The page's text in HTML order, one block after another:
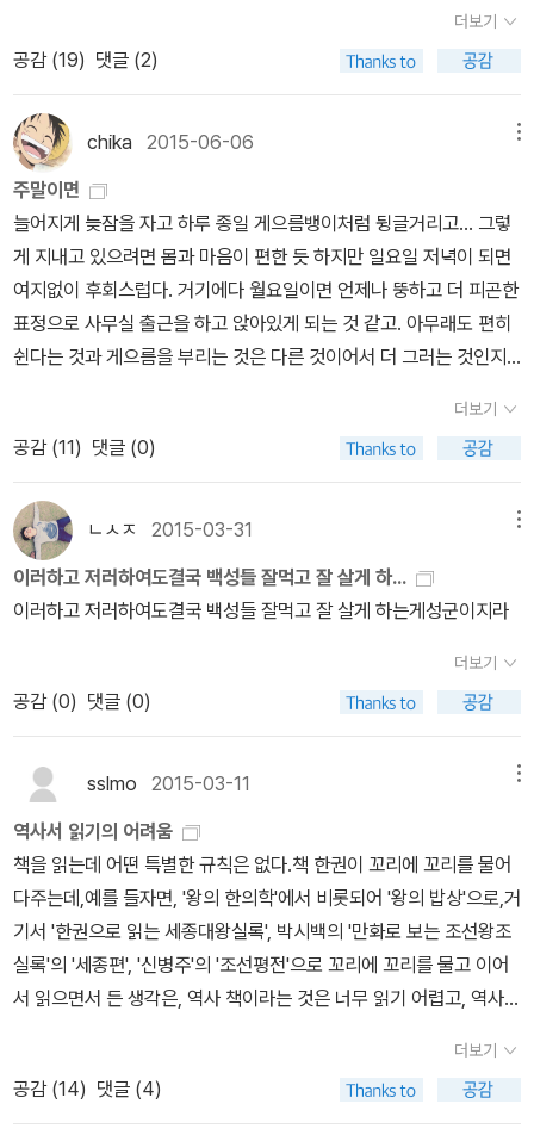
더보기
공감 (19) 댓글 (2)
chika 2015-06-06
주말이면
늘어지게 늦잠을 자고 하루 종일 게으름뱅이처럼 뒹글거리고... 그렇
게 지내고 있으려면 몸과 마음이 편한 듯 하지만 일요일 저녁이 되면
여지없이 후회스럽다. 거기에다 월요일이면 언제나 뚱하고 더 피곤한
표정으로 사무실 출근을 하고 앉아있게 되는 것 같고. 아무래도 편히
쉰다는 것과 게으름을 부리는 것은 다른 것이어서 더 그러는 것인지
면서 빨래를 돌리고, 평일에는 해 먹기 힘든 녹두 부침개를 녹두 갈기
부터 시작해서 김치 쫑쫑 썰어넣고 마당의 깻잎과 민트잎도 따서 쫑
쫑 썰어넣고 뚝딱 만들어낸다. 그렇게 한끼니를 해결하고 나면 손이
근질거리기 시작하지만 배속이 든든해지기 시작하니 졸음이 쏟아지
고 만사 귀찮아지기 시작한다. 틈날때마다 힐링용으로 쟁여놔 둔 컬
러링북은 어느덧 조금씩 먼지가 쌓여가기 시작하고. 홈메이드로 가구
만들기나 바느질을 하는 것은 또 시작하려면 그 준비 과정이 귀찮아
져서 차일피일 미뤄버리고. 그나마 반찬거리가 떨어지면 뭔가를 해
가지 않았는데, 비빔장과 양념장을 만들어 놓고 냉장고에 넣어 쓰고
있으려니 조금은 편하다. 저녁에 퇴근하고 집에 와서 또 저녁에 뭔가
를 만들어 먹으려면 힘들고 피곤하고 막 그런데, 양념장이 저녁 요리
시간을 확 줄여주고 있으니 좋아하지 않을수가 없어. 그러니까
가만 생각해보면 어떤 새 책들이 있는가 살펴보고 있지만 주말동안
내 관심사의 대부분은 오로지 먹는 것에 대한 것 같다. 그러니까 오늘
도 부침개를 해 먹고, 저녁에는 또 회심의 비빔밥을 먹어볼까,라는 계
국물떡볶이를 만들어 먹어볼까. 그러다보면 또 하루가 지나가겠지...
이러고 있는 것이다. 어제 삼시세끼를 보면서 입맛을 다셨던 치킨은.
오늘 시장에 갔다면 시장어귀에 있는 닭집에서 달걀도 사면서 프라이
더보기
공감 (11) 댓글 (0)
ㄴㅅㅈ 2015-03-31
이러하고 저러하여도결국 백성들 잘먹고 잘 살게 하...
이러하고 저러하여도결국 백성들 잘먹고 잘 살게 하는게성군이지라
더보기
공감 (0) 댓글 (0)
sslmo 2015-03-11
역사서 읽기의 어려움
책을 읽는데 어떤 특별한 규칙은 없다.책 한권이 꼬리에 꼬리를 물어
다주는데,예를 들자면, '왕의 한의학'에서 비롯되어 '왕의 밥상'으로,거
기서 '한권으로 읽는 세종대왕실록', 박시백의 '만화로 보는 조선왕조
실록'의 '세종편', '신병주'의 '조선평전'으로 꼬리에 꼬리를 물고 이어
서 읽으면서 든 생각은, 역사 책이라는 것은 너무 읽기 어렵고, 역사
다. 지금까지 남아있는 역사적 자료와 유물, 실록 등은 힘 있는 자들에
의해서 만들어지고 쓰여진 것들을 근거로 했을테니까,진위여부를 떠
더보기
공감 (14) 댓글 (4)